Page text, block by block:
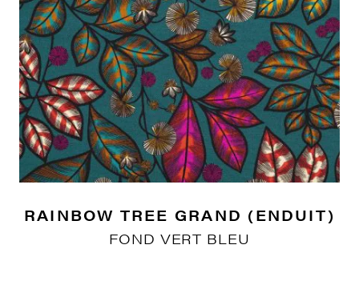
RAINBOW TREE GRAND (ENDUIT)
FOND VERT BLEU